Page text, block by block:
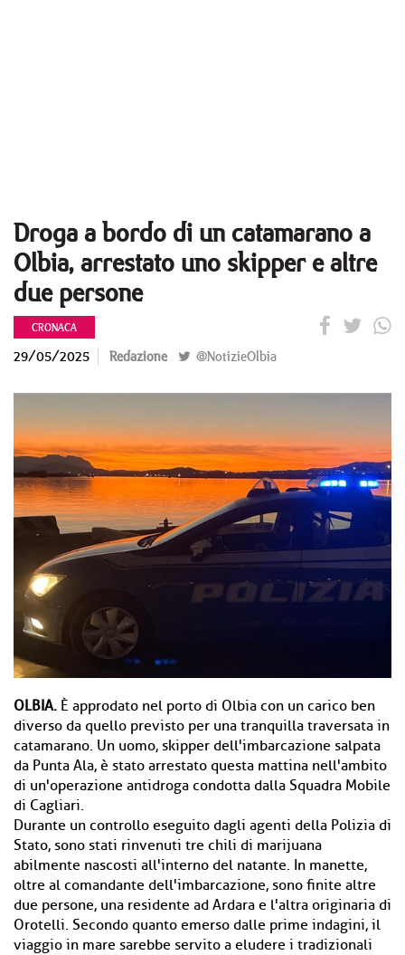
Droga a bordo di un catamarano a
Olbia, arrestato uno skipper e altre
due persone
CRONACA
29/05/2025 Redazione @NotizieOlbia
OLBIA. È approdato nel porto di Olbia con un carico ben
diverso da quello previsto per una tranquilla traversata in
catamarano. Un uomo, skipper dell'imbarcazione salpata
da Punta Ala, è stato arrestato questa mattina nell'ambito
di un'operazione antidroga condotta dalla Squadra Mobile
di Cagliari.
Durante un controllo eseguito dagli agenti della Polizia di
Stato, sono stati rinvenuti tre chili di marijuana
abilmente nascosti all'interno del natante. In manette,
oltre al comandante dell'imbarcazione, sono finite altre
due persone, una residente ad Ardara e l'altra originaria di
Orotelli. Secondo quanto emerso dalle prime indagini, il
viaggio in mare sarebbe servito a eludere i tradizionali